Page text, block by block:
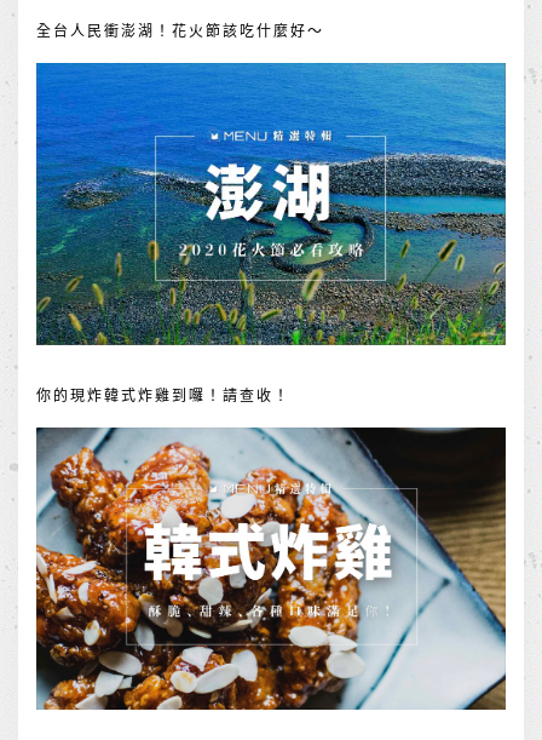
全台人民衝澎湖！花火節該吃什麼好～
你的現炸韓式炸雞到囉！請查收！